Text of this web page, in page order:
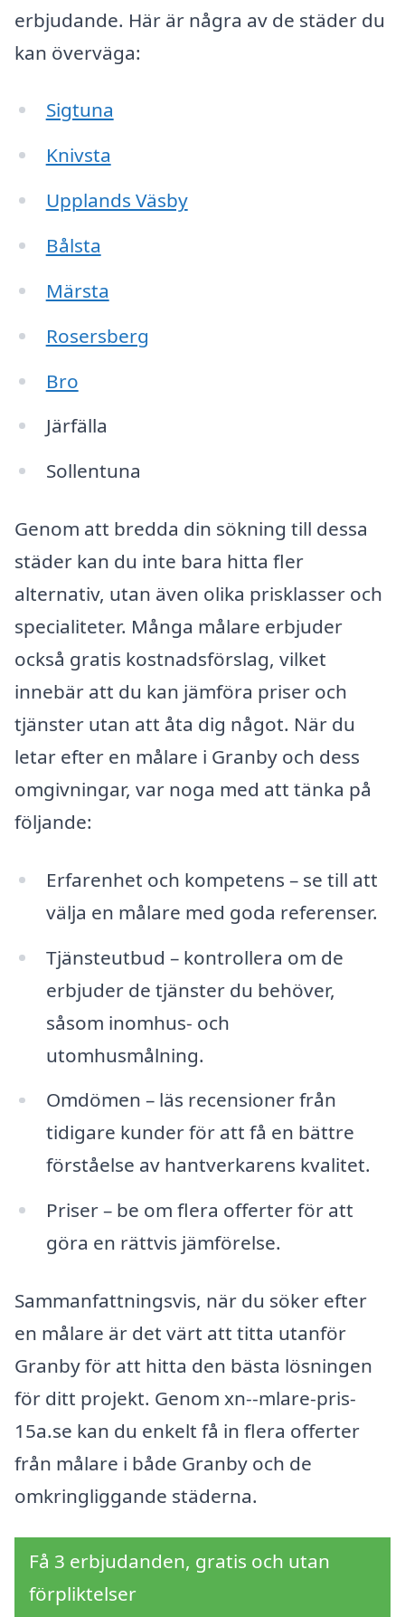
erbjudande. Här är några av de städer du
kan överväga:
Sigtuna
Knivsta
Upplands Väsby
Bålsta
Märsta
Rosersberg
Bro
Järfälla
Sollentuna
Genom att bredda din sökning till dessa
städer kan du inte bara hitta fler
alternativ, utan även olika prisklasser och
specialiteter. Många målare erbjuder
också gratis kostnadsförslag, vilket
innebär att du kan jämföra priser och
tjänster utan att åta dig något. När du
letar efter en målare i Granby och dess
omgivningar, var noga med att tänka på
följande:
Erfarenhet och kompetens – se till att
välja en målare med goda referenser.
Tjänsteutbud – kontrollera om de
erbjuder de tjänster du behöver,
såsom inomhus- och
utomhusmålning.
Omdömen – läs recensioner från
tidigare kunder för att få en bättre
förståelse av hantverkarens kvalitet.
Priser – be om flera offerter för att
göra en rättvis jämförelse.
Sammanfattningsvis, när du söker efter
en målare är det värt att titta utanför
Granby för att hitta den bästa lösningen
för ditt projekt. Genom xn--mlare-pris-
15a.se kan du enkelt få in flera offerter
från målare i både Granby och de
omkringliggande städerna.
Få 3 erbjudanden, gratis och utan
förpliktelser